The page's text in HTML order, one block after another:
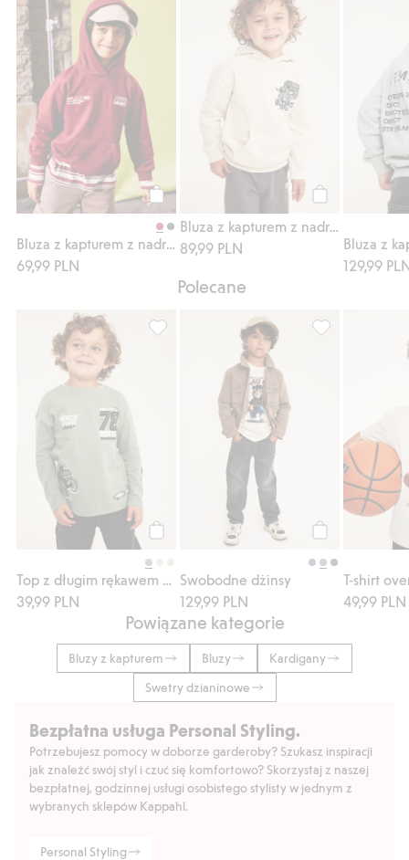
Kup
69,99 PLN
Bluza z kapturem z nadrukiem i
89,99 PLN
129,99
Polecane
39,99 PLN
Top z długim rękawem z nadrukiem,
Swobodne dżinsy
129,99 PLN
Swobodne
49,99 PLN
Powiązane kategorie
Bluzy z kapturem Bluzy
Kardigany
Swetry dzianinowe
Bezpłatna usługa Personal Styling.
Potrzebujesz pomocy w doborze garderoby? Szukasz inspiracji
jak znaleźć swój styl i czuć się komfortowo? Skorzystaj z naszej
bezpłatnej, godzinnej usługi osobistego stylisty w jednym z
wybranych sklepów Kappahl.
Personal Styling